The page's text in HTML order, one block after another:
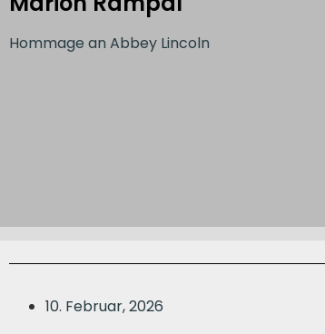
Hommage an Abbey Lincoln
10. Februar, 2026